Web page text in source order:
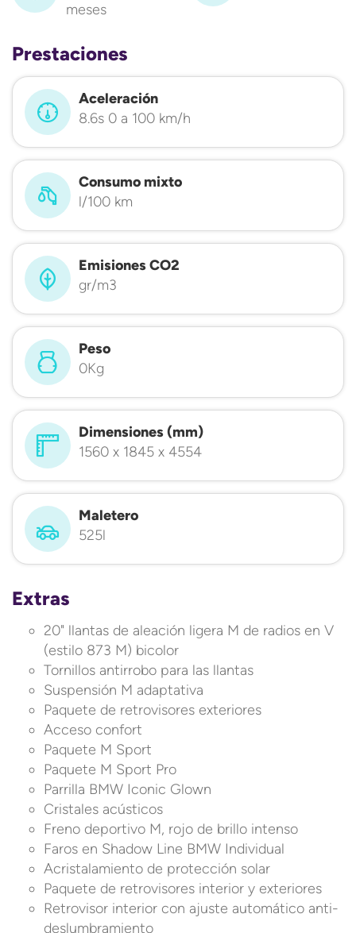
meses
Prestaciones
Aceleración
8.6s 0 a 100 km/h
Consumo mixto
l/100 km
Emisiones CO2
gr/m3
Peso
0Kg
Dimensiones (mm)
1560 x 1845 x 4554
Maletero
525l
Extras
20" llantas de aleación ligera M de radios en V
(estilo 873 M) bicolor
Tornillos antirrobo para las llantas
Suspensión M adaptativa
Paquete de retrovisores exteriores
Acceso confort
Paquete M Sport
Paquete M Sport Pro
Parrilla BMW Iconic Glown
Cristales acústicos
Freno deportivo M, rojo de brillo intenso
Faros en Shadow Line BMW Individual
Acristalamiento de protección solar
Paquete de retrovisores interior y exteriores
Retrovisor interior con ajuste automático anti-
deslumbramiento